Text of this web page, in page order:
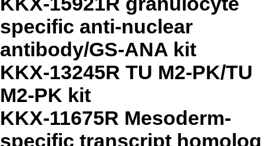
specific anti-nuclear
antibody/GS-ANA kit
KKX-13245R TU M2-PK/TU
M2-PK kit
KKX-11675R Mesoderm-
specific transcript homolog